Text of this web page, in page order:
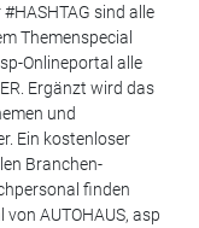
sind alle
Themenspecial
Onlineportal alle
Ergänzt wird das
und
Ein kostenloser
Branchen-
finden
AUTOHAUS, asp